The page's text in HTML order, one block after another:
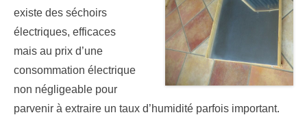
existe des séchoirs
électriques, efficaces
mais au prix d’une
consommation électrique
non négligeable pour
parvenir à extraire un taux d’humidité parfois important.